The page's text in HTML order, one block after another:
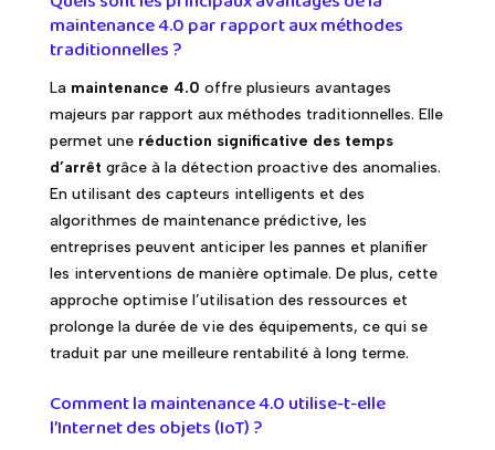
maintenance 4.0 par rapport aux méthodes
traditionnelles ?
La maintenance 4.0 offre plusieurs avantages
majeurs par rapport aux méthodes traditionnelles. Elle
permet une réduction significative des temps
d’arrêt grâce à la détection proactive des anomalies.
En utilisant des capteurs intelligents et des
algorithmes de maintenance prédictive, les
entreprises peuvent anticiper les pannes et planifier
les interventions de manière optimale. De plus, cette
approche optimise l’utilisation des ressources et
prolonge la durée de vie des équipements, ce qui se
traduit par une meilleure rentabilité à long terme.
Comment la maintenance 4.0 utilise-t-elle
l’Internet des objets (IoT) ?